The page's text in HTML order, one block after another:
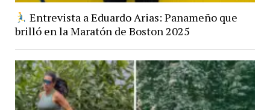
Entrevista a Eduardo Arias: Panameño que
brilló en la Maratón de Boston 2025